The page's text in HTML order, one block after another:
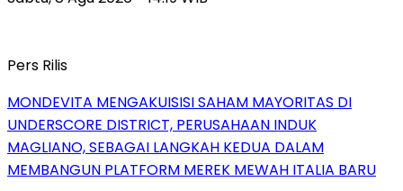
Pers Rilis
MONDEVITA MENGAKUISISI SAHAM MAYORITAS DI
UNDERSCORE DISTRICT, PERUSAHAAN INDUK
MAGLIANO, SEBAGAI LANGKAH KEDUA DALAM
MEMBANGUN PLATFORM MEREK MEWAH ITALIA BARU